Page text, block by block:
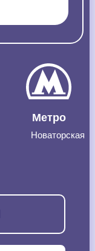
Метро
Новаторская